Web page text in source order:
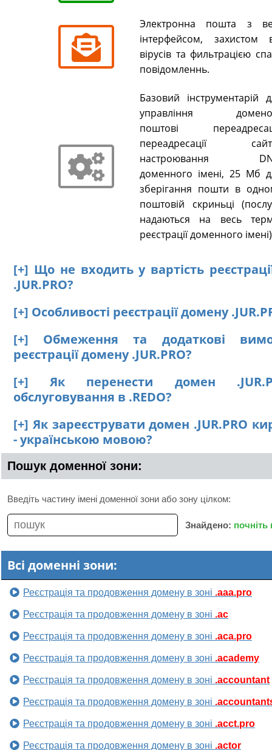
Электронна пошта з
інтерфейсом, захистом
вірусів та фильтрацією
повідомленнь.
Базовий інструментарій
управління
поштові
переадресації
настроювання
доменного імені, 25 Мб
зберігання пошти в
поштовій скриньці
надаються на весь
реєстрації доменного
[+] Що не входить у вартість
.JUR.PRO?
[+] Особливості реєстрації домену
[+] Обмеження та додаткові
реєстрації домену .JUR.PRO?
[+] Як перенести домен
обслуговування в .REDO?
[+] Як зареєструвати домен .JUR.PRO
- українською мовою?
Пошук доменної зони:
Введіть частину імені доменної зони або зону цілком:
Знайдено:
Всі доменні зони:
Реєстрація та продовження домену в зоні .aaa.pro
Реєстрація та продовження домену в зоні .ac
Реєстрація та продовження домену в зоні .aca.pro
Реєстрація та продовження домену в зоні .academy
Реєстрація та продовження домену в зоні .accountant
Реєстрація та продовження домену в зоні
Реєстрація та продовження домену в зоні .acct.pro
Реєстрація та продовження домену в зоні .actor